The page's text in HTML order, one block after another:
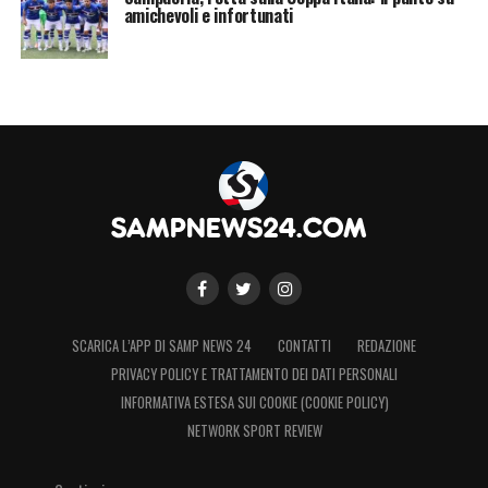
LA PLAYLIST DELLE NOSTRE TOP NEWS
amichevoli e infortunati
SCARICA L’APP DI SAMP NEWS 24 CONTATTI
REDAZIONE
PRIVACY POLICY E TRATTAMENTO DEI DATI PERSONALI
INFORMATIVA ESTESA SUI COOKIE (COOKIE POLICY)
NETWORK SPORT REVIEW